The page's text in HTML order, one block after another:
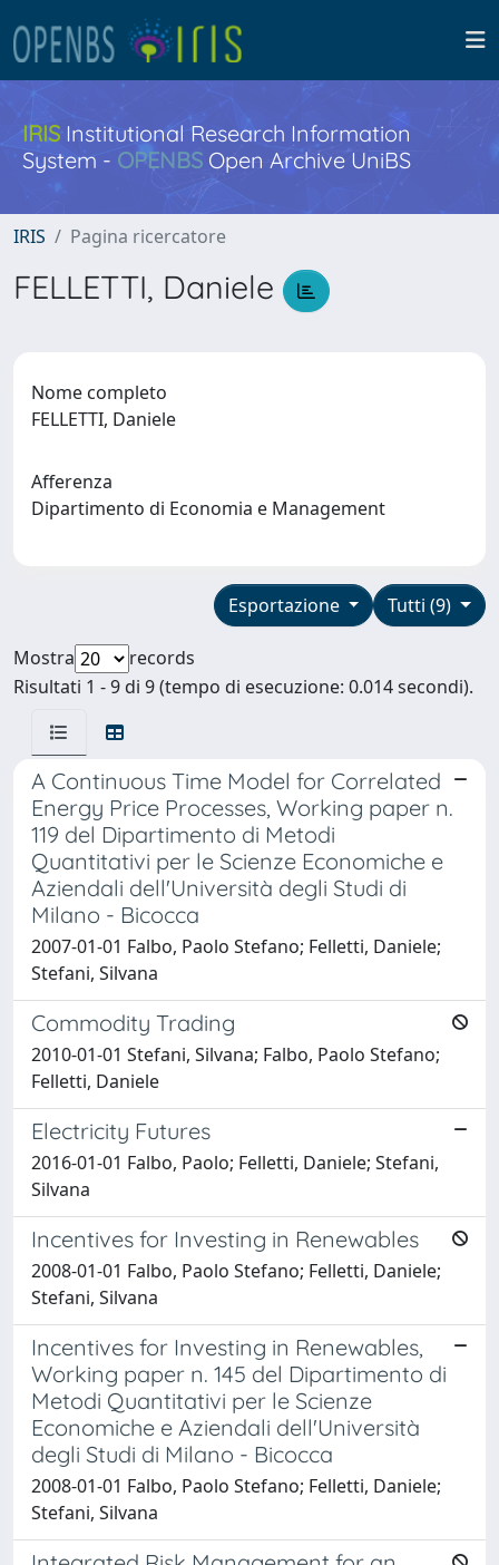
IRISInstitutional Research Information
System - OPENBS Open Archive UniBS
IRIS Pagina ricercatore
FELLETTI, Daniele
Nome completo
FELLETTI, Daniele
Afferenza
Dipartimento di Economia e Management
Tutti (9)
Esportazione
Mostra
records
Risultati 1 - 9 di 9 (tempo di esecuzione: 0.014 secondi).
A Continuous Time Model for Correlated
Energy Price Processes, Working paper n.
119 del Dipartimento di Metodi
Quantitativi per le Scienze Economiche e
Aziendali dell'Università degli Studi di
Milano - Bicocca
2007-01-01 Falbo, Paolo Stefano; Felletti, Daniele;
Stefani, Silvana
Commodity Trading
2010-01-01 Stefani, Silvana; Falbo, Paolo Stefano;
Felletti, Daniele
Electricity Futures
2016-01-01 Falbo, Paolo; Felletti, Daniele; Stefani,
Silvana
Incentives for Investing in Renewables
2008-01-01 Falbo, Paolo Stefano; Felletti, Daniele;
Stefani, Silvana
Incentives for Investing in Renewables,
Working paper n. 145 del Dipartimento di
Metodi Quantitativi per le Scienze
Economiche e Aziendali dell'Università
degli Studi di Milano - Bicocca
2008-01-01 Falbo, Paolo Stefano; Felletti, Daniele;
Stefani, Silvana